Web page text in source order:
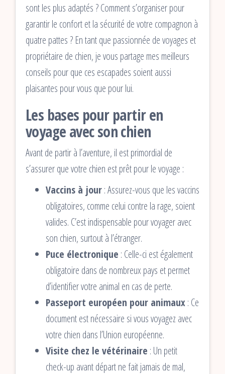
sont les plus adaptés ? Comment s’organiser pour
garantir le confort et la sécurité de votre compagnon à
quatre pattes ? En tant que passionnée de voyages et
propriétaire de chien, je vous partage mes meilleurs
conseils pour que ces escapades soient aussi
plaisantes pour vous que pour lui.
Les bases pour partir en
voyage avec son chien
Avant de partir à l’aventure, il est primordial de
s’assurer que votre chien est prêt pour le voyage :
Vaccins à jour: Assurez-vous que les vaccins
obligatoires, comme celui contre la rage, soient
valides. C’est indispensable pour voyager avec
son chien, surtout à l’étranger.
Puce électronique : Celle-ci est également
obligatoire dans de nombreux pays et permet
d’identifier votre animal en cas de perte.
Passeport européen pour animaux: Ce
document est nécessaire si vous voyagez avec
votre chien dans l’Union européenne.
Visite chez le vétérinaire : Un petit
check-up avant départ ne fait jamais de mal,